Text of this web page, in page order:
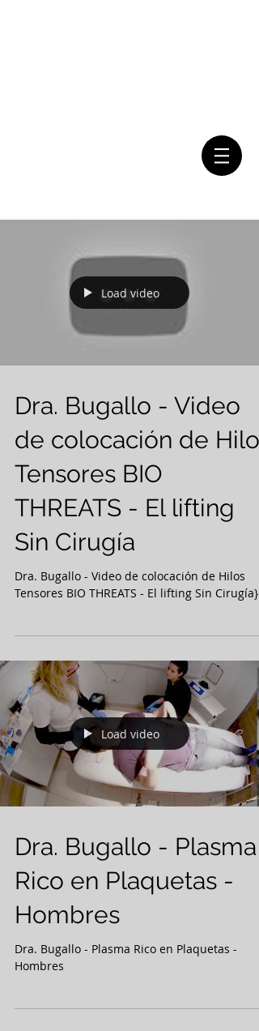
Load video
Dra. Bugallo - Video
de colocación de Hilos
Tensores BIO
THREATS - El lifting
Sin Cirugía
Dra. Bugallo - Video de colocación de Hilos
Tensores BIO THREATS - El lifting Sin Cirugía}
Load video
Dra. Bugallo - Plasma
Rico en Plaquetas -
Hombres
Dra. Bugallo - Plasma Rico en Plaquetas -
Hombres